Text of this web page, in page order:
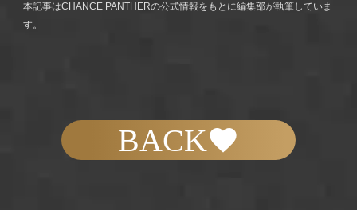
本記事はCHANCE PANTHERの公式情報をもとに編集部が執筆していま
す。
BACK